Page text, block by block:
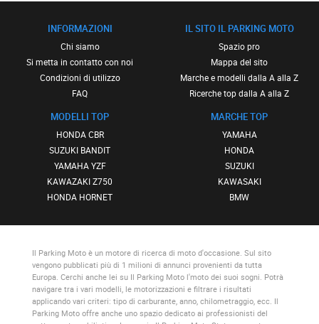
INFORMAZIONI
Chi siamo
Si metta in contatto con noi
Condizioni di utilizzo
FAQ
MODELLI TOP
HONDA CBR
SUZUKI BANDIT
YAMAHA YZF
KAWAZAKI Z750
HONDA HORNET
IL SITO IL PARKING MOTO
Spazio pro
Mappa del sito
Marche e modelli dalla A alla Z
Ricerche top dalla A alla Z
MARCHE TOP
YAMAHA
HONDA
SUZUKI
KAWASAKI
BMW
Il Parking Motoè un motore di ricerca di moto d'occasione. Sul sito
vengono pubblicati più di 1 milioni di annunci provenienti da tutta
Europa. Cerchi anche lei su Il Parking Motol'moto dei suoi sogni. Potrà
navigare tra i vari modelli, le motorizzazioni e filtrare i risultati
applicando vari criteri: tipo di carburante, anno, chilometraggio, ecc. Il
Parking Motooffre anche uno spazio dedicato ai professionisti del